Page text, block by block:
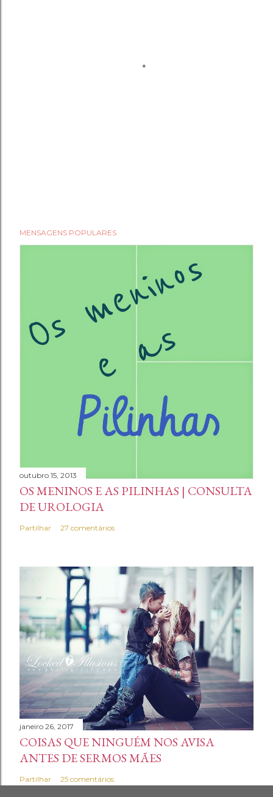
MENSAGENS POPULARES
outubro 15, 2013
OS MENINOS E AS PILINHAS | CONSULTA
DE UROLOGIA
Partilhar 27 comentários
janeiro 26, 2017
COISAS QUE NINGUÉM NOS AVISA
ANTES DE SERMOS MÃES
Partilhar 25 comentários